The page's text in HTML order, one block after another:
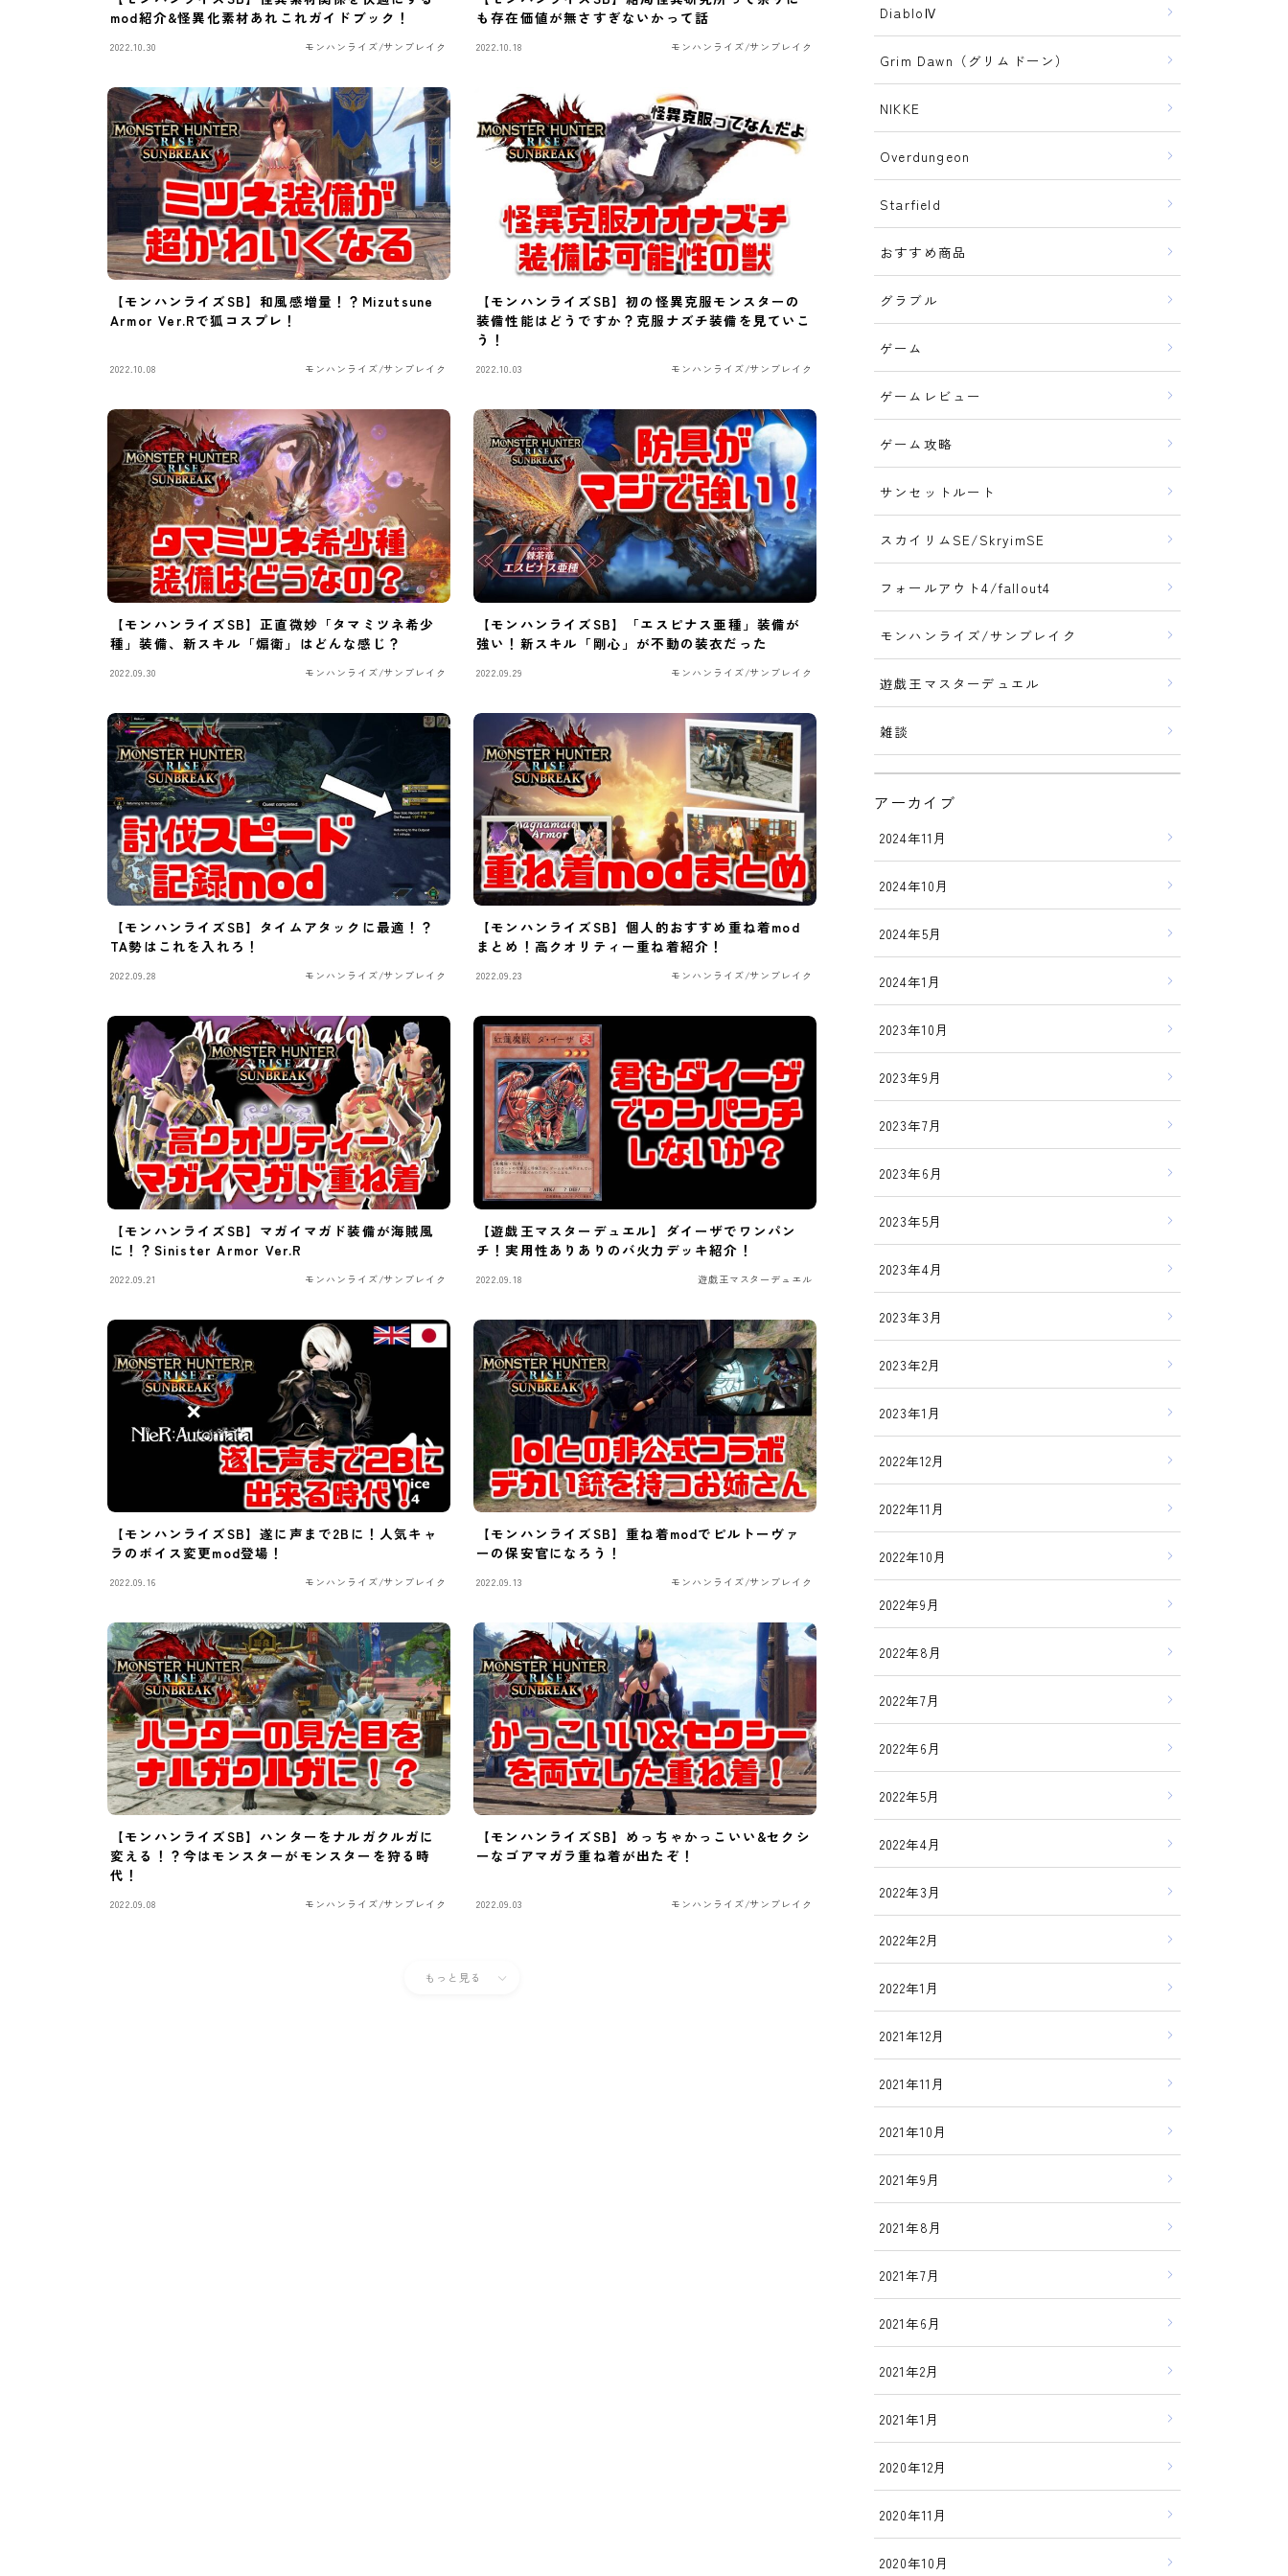
mod紹介&怪異化素材あれこれガイドブック！
2022.10.30 モンハンライズ/サンブレイク
も存在価値が無さすぎないかって話
2022.10.18 モンハンライズ/サンブレイク
【モンハンライズSB】和風感増量！？Mizutsune
Armor Ver.Rで狐コスプレ！
2022.10.08 モンハンライズ/サンブレイク
【モンハンライズSB】初の怪異克服モンスターの
装備性能はどうですか？克服ナズチ装備を見ていこ
う！
2022.10.03 モンハンライズ/サンブレイク
【モンハンライズSB】正直微妙「タマミツネ希少
種」装備、新スキル「煽衛」はどんな感じ？
2022.09.30 モンハンライズ/サンブレイク
【モンハンライズSB】「エスピナス亜種」装備が
強い！新スキル「剛心」が不動の装衣だった
2022.09.29 モンハンライズ/サンブレイク
【モンハンライズSB】タイムアタックに最適！？
TA勢はこれを入れろ！
2022.09.28 モンハンライズ/サンブレイク
【モンハンライズSB】個人的おすすめ重ね着mod
まとめ！高クオリティー重ね着紹介！
2022.09.23 モンハンライズ/サンブレイク
【モンハンライズSB】マガイマガド装備が海賊風
に！？Sinister Armor Ver.R
2022.09.21 モンハンライズ/サンブレイク
【遊戯王マスターデュエル】ダイーザでワンパン
チ！実用性ありありのバ火力デッキ紹介！
2022.09.18 遊戯王マスターデュエル
【モンハンライズSB】遂に声まで2Bに！人気キャ
ラのボイス変更mod登場！
2022.09.16 モンハンライズ/サンブレイク
【モンハンライズSB】重ね着modでピルトーヴァ
ーの保安官になろう！
2022.09.13 モンハンライズ/サンブレイク
【モンハンライズSB】ハンターをナルガクルガに
変える！？今はモンスターがモンスターを狩る時
代！
2022.09.08 モンハンライズ/サンブレイク
【モンハンライズSB】めっちゃかっこいい&セクシ
ーなゴアマガラ重ね着が出たぞ！
2022.09.03 モンハンライズ/サンブレイク
もっと見る
DiabloⅣ
Grim Dawn（グリムドーン）
NIKKE
Overdungeon
Starfield
おすすめ商品
グラブル
ゲーム
ゲームレビュー
ゲーム攻略
サンセットルート
スカイリムSE/SkryimSE
フォールアウト4/fallout4
モンハンライズ/サンブレイク
遊戯王マスターデュエル
雑談
アーカイブ
2024年11月
2024年10月
2024年5月
2024年1月
2023年10月
2023年9月
2023年7月
2023年6月
2023年5月
2023年4月
2023年3月
2023年2月
2023年1月
2022年12月
2022年11月
2022年10月
2022年9月
2022年8月
2022年7月
2022年6月
2022年5月
2022年4月
2022年3月
2022年2月
2022年1月
2021年12月
2021年11月
2021年10月
2021年9月
2021年8月
2021年7月
2021年6月
2021年2月
2021年1月
2020年12月
2020年11月
2020年10月